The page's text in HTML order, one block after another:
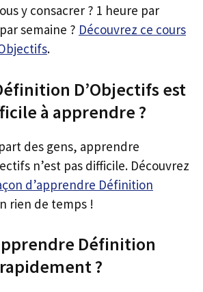
y consacrer ? 1 heure par
semaine ? Découvrez ce cours
.
D’Objectifs est
à apprendre ?
des gens, apprendre
n’est pas difficile. Découvrez
d’apprendre Définition
rien de temps !
Définition
?